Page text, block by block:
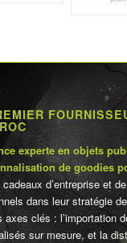
experte en objets
de goodies
d’entreprise et
dans leur stratégie
clés : l’importation
sur mesure, et la